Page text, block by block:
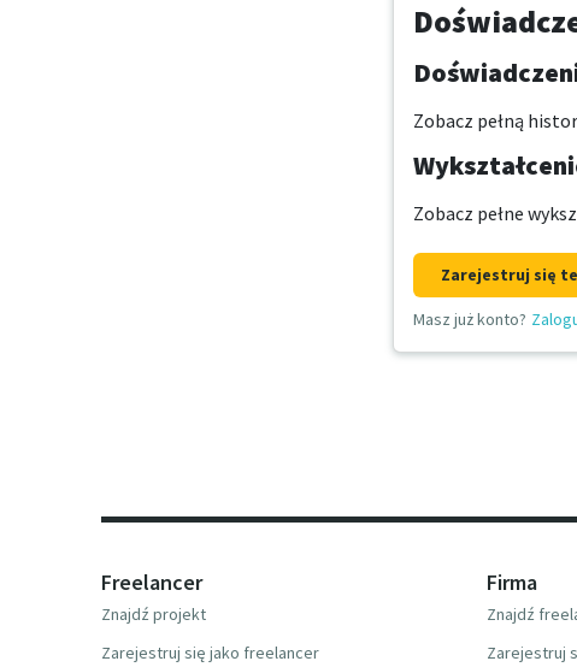
Zobacz pełną
Zobacz pełne
Zarejestruj się
Masz już konto?
Freelancer
Znajdź projekt
Zarejestruj się jako freelancer
Firma
Znajdź
Zarejestruj